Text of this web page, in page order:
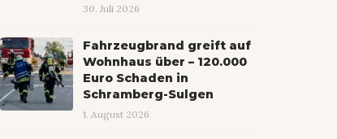
30. Juli 2026
Fahrzeugbrand greift auf
Wohnhaus über – 120.000
Euro Schaden in
Schramberg-Sulgen
1. August 2026